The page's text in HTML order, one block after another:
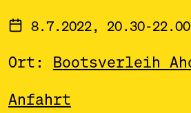
8.7.2022, 20.30-22.00
Ort: Bootsverleih
Anfahrt